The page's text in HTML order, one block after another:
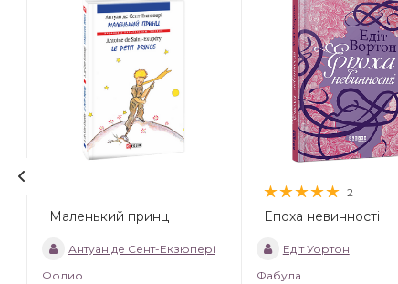
Маленький принц
Антуан де Сент-Екзюпері
Фолио
2
Епоха невинності
Едіт Уортон
Фабула